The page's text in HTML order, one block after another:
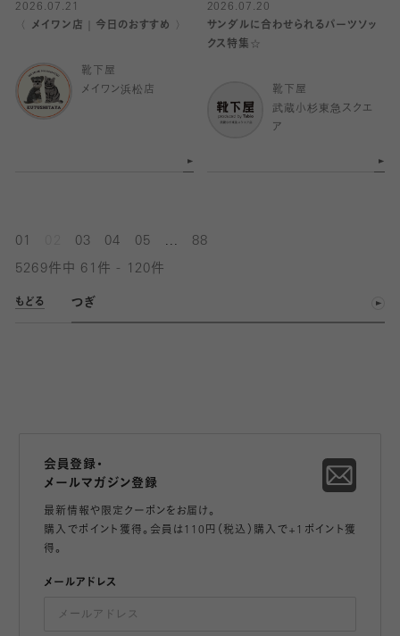
2026.07.21
〈 メイワン店｜今日のおすすめ 〉
靴下屋
メイワン浜松店
2026.07.20
サンダルに合わせられるパーツソッ
クス特集☆
靴下屋
武蔵小杉東急スクエ
ア
01 03 04 05 88
5269件中 61件 - 120件
もどる つぎ
会員登録・
メールマガジン登録
最新情報や限定クーポンをお届け。
購入でポイント獲得。会員は110円（税込）購入で+1ポイント獲
得。
メールアドレス